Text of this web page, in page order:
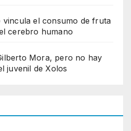
vincula el consumo de fruta
cerebro humano
Mora, pero no hay
juvenil de Xolos